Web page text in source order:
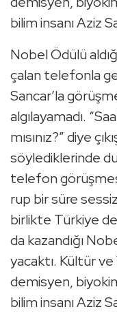
bilim in­sa­nı Aziz
Nobel Ödülü
çalan te­le­fon­la
San­car’la
al­gı­la­ya­ma­dı.
mı­sı­nız?” diye
söy­le­dik­le­rin­de
te­le­fon
rup bir süre
bir­lik­te Tür­ki­ye de
da ka­zan­dı­ğı
ya­cak­tı. Kül­tür
de­mis­yen,
bilim in­sa­nı Aziz